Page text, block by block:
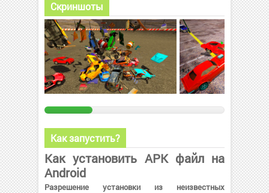
Скриншоты
Как запустить?
Как установить APK файл на
Android
Разрешение установки из неизвестных